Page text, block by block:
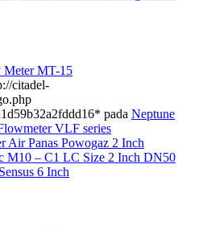
Meter MT-15
citadel-
pada Neptune
VLF series
Air Panas Powogaz 2 Inch
M10 – C1 LC Size 2 Inch DN50
6 Inch